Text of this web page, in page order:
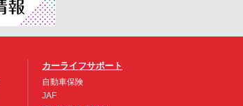
カーライフサポート
自動車保険
JAF